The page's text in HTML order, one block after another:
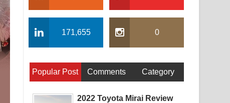
171,655 0
Popular Post Comments Category
2022 Toyota Mirai Review